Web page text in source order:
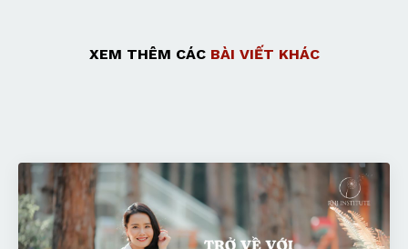
XEM THÊM CÁC BÀI VIẾT KHÁC